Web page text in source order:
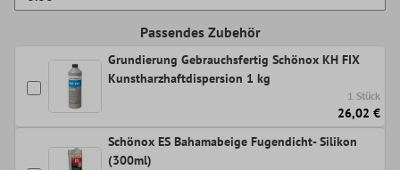
Passendes Zubehör
Grundierung Gebrauchsfertig Schönox KH FIX
Kunstharzhaftdispersion 1 kg
1 Stück
26,02 €
Schönox ES Bahamabeige Fugendicht- Silikon
(300ml)